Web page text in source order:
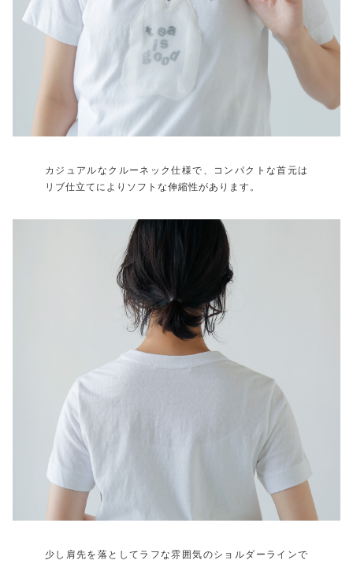
カジュアルなクルーネック仕様で、コンパクトな首元は
リブ仕立てによりソフトな伸縮性があります。
少し肩先を落としてラフな雰囲気のショルダーラインで